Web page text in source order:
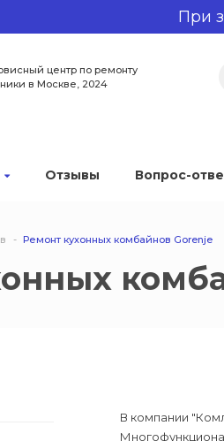
При
Отзывы Вопрос-
центр по ремонту
в Москве, 2024
Ремонт кухонных комбайнов Gorenje
В компании